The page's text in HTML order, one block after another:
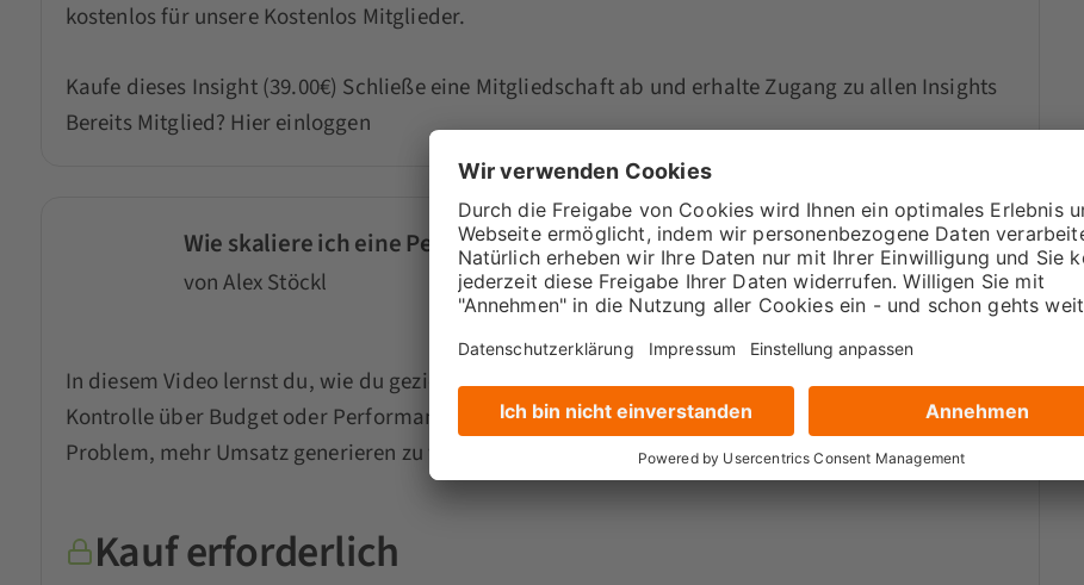
kostenlos für unsere Kostenlos Mitglieder.
Kaufe dieses Insight (39.00€) Schließe eine Mitgliedschaft ab und erhalte Zugang zu allen Insights
Bereits Mitglied? Hier einloggen
Wie skaliere ich eine Performance Max Kampagne ohne Kontrollverlust?
von Alex Stöckl
In diesem Video lernst du, wie du gezielt mehr aus deinen Google Ads herausholst, ohne die
Kontrolle über Budget oder Performance zu verlieren. Viele Unternehmen stehen vor dem
Problem, mehr Umsatz generieren zu wollen, haben…...
Kauf erforderlich